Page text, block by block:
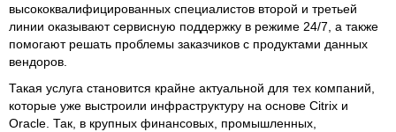
высококвалифицированных специалистов второй и третьей
линии оказывают сервисную поддержку в режиме 24/7, а также
помогают решать проблемы заказчиков с продуктами данных
вендоров.
Такая услуга становится крайне актуальной для тех компаний,
которые уже выстроили инфраструктуру на основе Citrix и
Oracle. Так, в крупных финансовых, промышленных,